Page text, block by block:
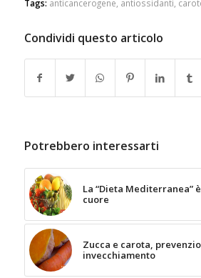
Tags: anticancerogene antiossidanti
Condividi questo articolo
Potrebbero interessarti
La “Dieta Mediterranea”
cuore
Zucca e carota,
invecchiamento